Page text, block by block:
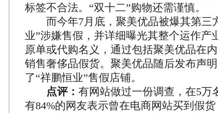
标签不合法。“双十二”购物还需谨慎。
而今年7月底，聚美优品被爆其第三
业”涉嫌售假，并详细曝光其整个运作产
原单或代购名义，通过包括聚美优品在
销售奢侈品假货。聚美优品随后发布声
了“祥鹏恒业”售假店铺。
点评： 有网站做过一份调查，在5万
有84%的网友表示曾在电商网站买到假